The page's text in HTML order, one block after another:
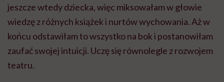
jeszcze wtedy dziecka, więc miksowałam w głowie
wiedzę z różnych książek i nurtów wychowania. Aż w
końcu odstawiłam to wszystko na bok i postanowiłam
zaufać swojej intuicji. Uczę się równolegle z rozwojem
teatru.